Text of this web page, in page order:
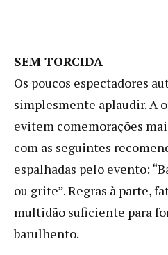
SEM TORCIDA
Os poucos espectadores
simplesmente aplaudir. A
evitem comemorações
com as seguintes
espalhadas pelo evento:
ou grite”. Regras à parte,
multidão suficiente para
barulhento.